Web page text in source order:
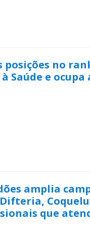
posições no
Saúde e ocupa
amplia
que